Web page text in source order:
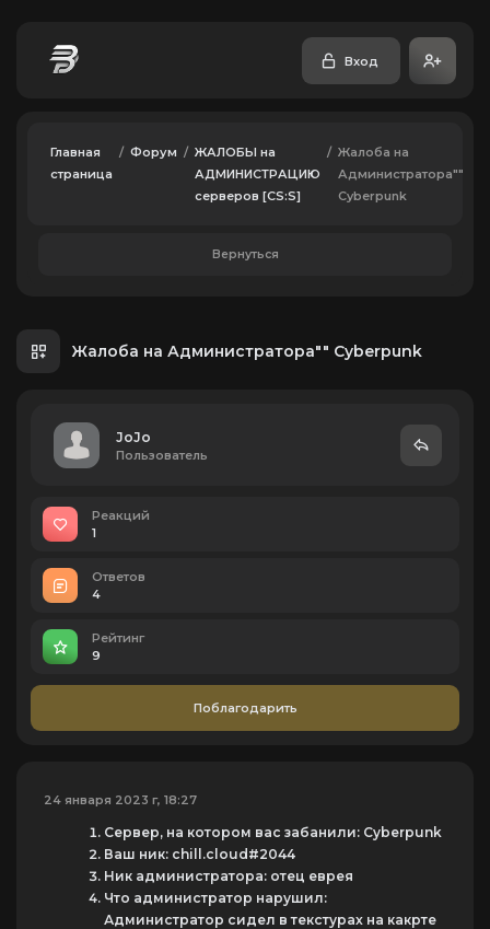
Вход
Главная
страница
/ Форум / ЖАЛОБЫ на
АДМИНИСТРАЦИЮ
серверов [CS:S]
/ Жалоба на
Администратора""
Cyberpunk
Вернуться
Жалоба на Администратора"" Cyberpunk
JoJo
Пользователь
Реакций
1
Ответов
4
Рейтинг
9
Поблагодарить
24 января 2023 г, 18:27
Сервер, на котором вас забанили: Cyberpunk
Ваш ник: chill.cloud#2044
Ник администратора: отец еврея
Что администратор нарушил:
Администратор сидел в текстурах на какрте